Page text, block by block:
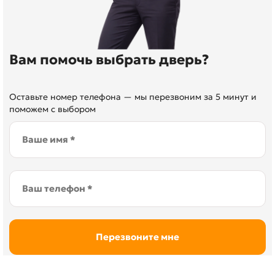
Вам помочь выбрать дверь?
Оставьте номер телефона — мы перезвоним за 5 минут и
поможем с выбором